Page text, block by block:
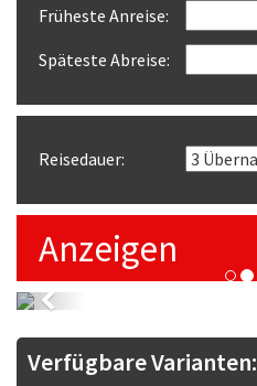
Früheste Anreise:
Späteste Abreise:
Reisedauer:
Anzeigen
Previous
Verfügbare Varianten: